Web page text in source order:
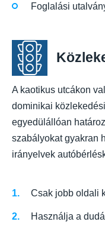
Foglalási
A kaotikus utcákon
dominikai
egyedülállóan
szabályokat gyakran
irányelvek
Csak jobb oldali
Használja a